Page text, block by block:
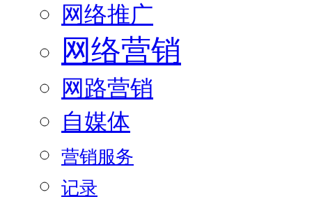
网络推广
网络营销
网路营销
自媒体
营销服务
记录